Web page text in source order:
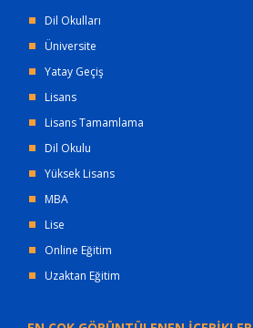
Dil Okulları
Üniversite
Yatay Geçiş
Lisans
Lisans Tamamlama
Dil Okulu
Yüksek Lisans
MBA
Lise
Online Eğitim
Uzaktan Eğitim